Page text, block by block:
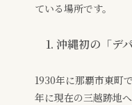
ている場所です。
1. 沖縄初の「デ
1930年に那覇市東町
年に現在の三越跡地